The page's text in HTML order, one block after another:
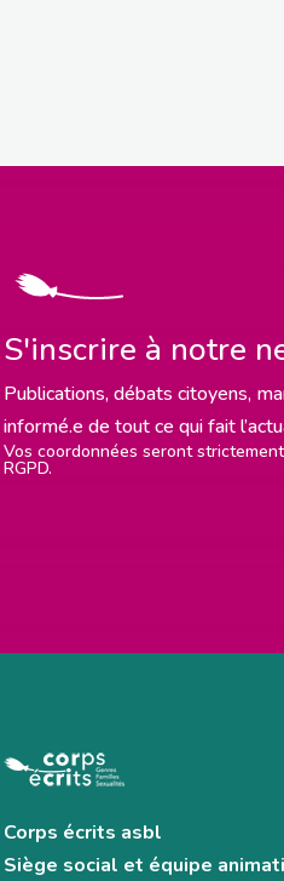
S'inscrire à notre
Publications, débats citoyens,
informé.e de tout ce qui fait
Vos coordonnées seront
RGPD.
Corps écrits asbl
Siège social et équipe